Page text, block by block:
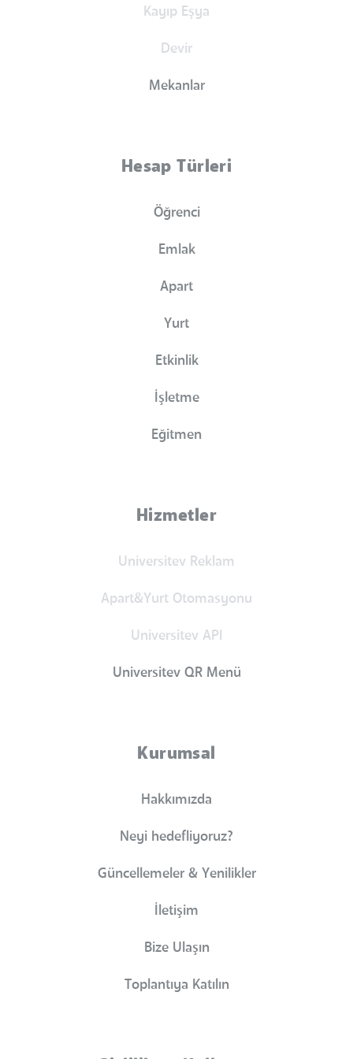
Kayıp Eşya
Devir
Mekanlar
Hesap Türleri
Öğrenci
Emlak
Apart
Yurt
Etkinlik
İşletme
Eğitmen
Hizmetler
Universitev Reklam
Apart&Yurt Otomasyonu
Universitev API
Universitev QR Menü
Kurumsal
Hakkımızda
Neyi hedefliyoruz?
Güncellemeler & Yenilikler
İletişim
Bize Ulaşın
Toplantıya Katılın